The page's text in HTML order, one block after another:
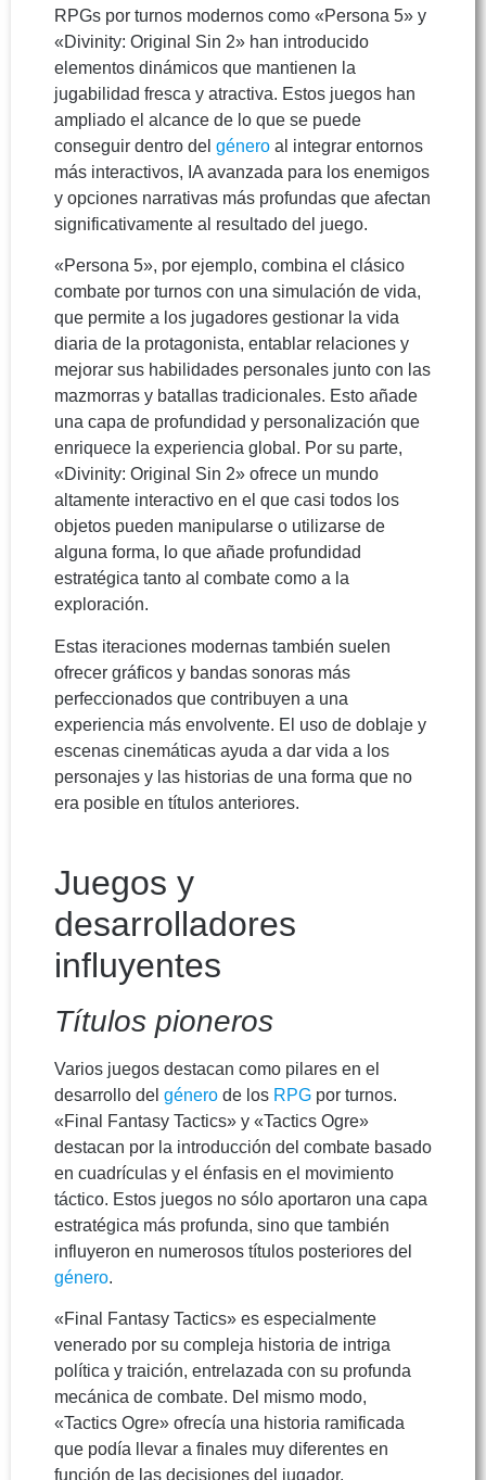
RPGs por turnos modernos como «Persona 5» y
«Divinity: Original Sin 2» han introducido
elementos dinámicos que mantienen la
jugabilidad fresca y atractiva. Estos juegos han
ampliado el alcance de lo que se puede
conseguir dentro del género al integrar entornos
más interactivos, IA avanzada para los enemigos
y opciones narrativas más profundas que afectan
significativamente al resultado del juego.
«Persona 5», por ejemplo, combina el clásico
combate por turnos con una simulación de vida,
que permite a los jugadores gestionar la vida
diaria de la protagonista, entablar relaciones y
mejorar sus habilidades personales junto con las
mazmorras y batallas tradicionales. Esto añade
una capa de profundidad y personalización que
enriquece la experiencia global. Por su parte,
«Divinity: Original Sin 2» ofrece un mundo
altamente interactivo en el que casi todos los
objetos pueden manipularse o utilizarse de
alguna forma, lo que añade profundidad
estratégica tanto al combate como a la
exploración.
Estas iteraciones modernas también suelen
ofrecer gráficos y bandas sonoras más
perfeccionados que contribuyen a una
experiencia más envolvente. El uso de doblaje y
escenas cinemáticas ayuda a dar vida a los
personajes y las historias de una forma que no
era posible en títulos anteriores.
Juegos y
desarrolladores
influyentes
Títulos pioneros
Varios juegos destacan como pilares en el
desarrollo del género de los RPG por turnos.
«Final Fantasy Tactics» y «Tactics Ogre»
destacan por la introducción del combate basado
en cuadrículas y el énfasis en el movimiento
táctico. Estos juegos no sólo aportaron una capa
estratégica más profunda, sino que también
influyeron en numerosos títulos posteriores del
género.
«Final Fantasy Tactics» es especialmente
venerado por su compleja historia de intriga
política y traición, entrelazada con su profunda
mecánica de combate. Del mismo modo,
«Tactics Ogre» ofrecía una historia ramificada
que podía llevar a finales muy diferentes en
función de las decisiones del jugador,